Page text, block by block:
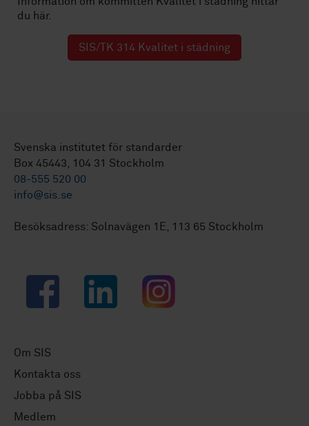
du här.
SIS/TK 314 Kvalitet i städning
Svenska institutet för standarder
Box 45443, 104 31 Stockholm
08-555 520 00
info@sis.se
Besöksadress: Solnavägen 1E, 113 65 Stockholm
Facebook LinkedIn Instagram
Om SIS
Kontakta oss
Jobba på SIS
Medlem